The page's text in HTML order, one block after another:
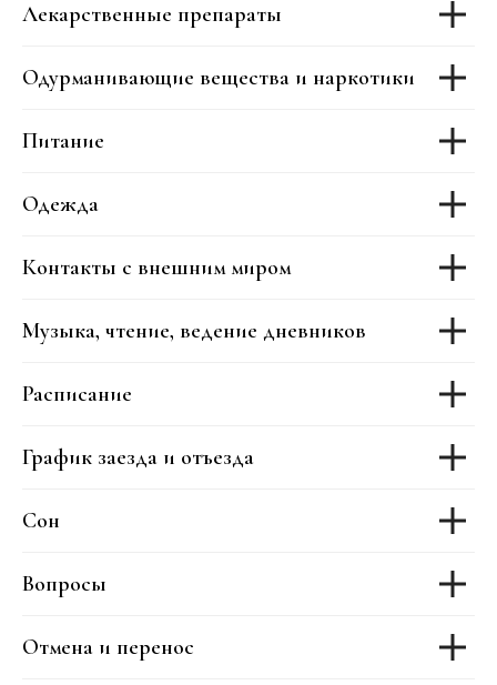
Лекарственные препараты
Одурманивающие вещества и наркотики
Питание
Одежда
Контакты с внешним миром
Музыка, чтение, ведение дневников
Расписание
График заезда и отъезда
Сон
Вопросы
Отмена и перенос